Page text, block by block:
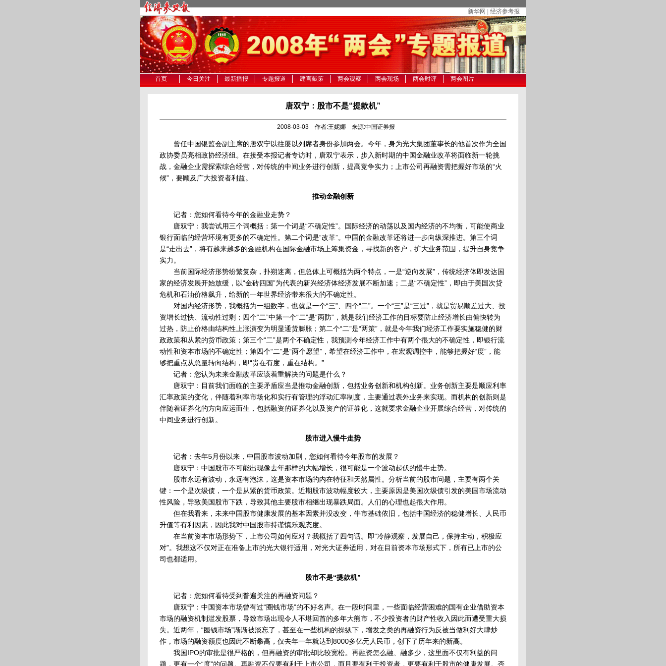
新华网 | 经济参考报
首页 今日关注 最新播报 专题报道 建言献策 两会观察 两会现场 两会时评 两会图片
唐双宁：股市不是“提款机”
2008-03-03 作者:王妮娜 来源:中国证券报
曾任中国银监会副主席的唐双宁以往屡以列席者身份参加两会。今年，身为光大集团董事长的他首次作为全国
政协委员亮相政协经济组。在接受本报记者专访时，唐双宁表示，步入新时期的中国金融业改革将面临新一轮挑
战，金融企业需探索综合经营，对传统的中间业务进行创新，提高竞争实力；上市公司再融资需把握好市场的“火
候”，要顾及广大投资者利益。
推动金融创新
记者：您如何看待今年的金融业走势？
唐双宁：我尝试用三个词概括：第一个词是“不确定性”。国际经济的动荡以及国内经济的不均衡，可能使商业
银行面临的经营环境有更多的不确定性。第二个词是“改革”。中国的金融改革还将进一步向纵深推进。第三个词
是“走出去”，将有越来越多的金融机构在国际金融市场上筹集资金，寻找新的客户，扩大业务范围，提升自身竞争
实力。
当前国际经济形势纷繁复杂，扑朔迷离，但总体上可概括为两个特点，一是“逆向发展”，传统经济体即发达国
家的经济发展开始放缓，以“金砖四国”为代表的新兴经济体经济发展不断加速；二是“不确定性”，即由于美国次贷
危机和石油价格飙升，给新的一年世界经济带来很大的不确定性。
对国内经济形势，我概括为一组数字，也就是一个“三”、四个“二”。一个“三”是“三过”，就是贸易顺差过大、投
资增长过快、流动性过剩；四个“二”中第一个“二”是“两防”，就是我们经济工作的目标要防止经济增长由偏快转为
过热，防止价格由结构性上涨演变为明显通货膨胀；第二个“二”是“两策”，就是今年我们经济工作要实施稳健的财
政政策和从紧的货币政策；第三个“二”是两个不确定性，我预测今年经济工作中有两个很大的不确定性，即银行流
动性和资本市场的不确定性；第四个“二”是“两个愿望”，希望在经济工作中，在宏观调控中，能够把握好“度”，能
够把重点从总量转向结构，即“贵在有度，重在结构。”
记者：您认为未来金融改革应该着重解决的问题是什么？
唐双宁：目前我们面临的主要矛盾应当是推动金融创新，包括业务创新和机构创新。业务创新主要是顺应利率
汇率政策的变化，伴随着利率市场化和实行有管理的浮动汇率制度，主要通过表外业务来实现。而机构的创新则是
伴随着证券化的方向应运而生，包括融资的证券化以及资产的证券化，这就要求金融企业开展综合经营，对传统的
中间业务进行创新。
股市进入慢牛走势
记者：去年5月份以来，中国股市波动加剧，您如何看待今年股市的发展？
唐双宁：中国股市不可能出现像去年那样的大幅增长，很可能是一个波动起伏的慢牛走势。
股市永远有波动，永远有泡沫，这是资本市场的内在特征和天然属性。分析当前的股市问题，主要有两个关
键：一个是次级债，一个是从紧的货币政策。近期股市波动幅度较大，主要原因是美国次级债引发的美国市场流动
性风险，导致美国股市下跌，导致其他主要股市相继出现暴跌局面。人们的心理也起很大作用。
但在我看来，未来中国股市健康发展的基本因素并没改变，牛市基础依旧，包括中国经济的稳健增长、人民币
升值等有利因素，因此我对中国股市持谨慎乐观态度。
在当前资本市场形势下，上市公司如何应对？我概括了四句话。即“冷静观察，发展自己，保持主动，积极应
对”。我想这不仅对正在准备上市的光大银行适用，对光大证券适用，对在目前资本市场形式下，所有已上市的公
司也都适用。
股市不是“提款机”
记者：您如何看待受到普遍关注的再融资问题？
唐双宁：中国资本市场曾有过“圈钱市场”的不好名声。在一段时间里，一些面临经营困难的国有企业借助资本
市场的融资机制滥发股票，导致市场出现令人不堪回首的多年大熊市，不少投资者的财产性收入因此而遭受重大损
失。近两年，“圈钱市场”渐渐被淡忘了，甚至在一些机构的操纵下，增发之类的再融资行为反被当做利好大肆炒
作，市场的融资额度也因此不断攀高，仅去年一年就达到8000多亿元人民币，创下了历年来的新高。
我国IPO的审批是很严格的，但再融资的审批却比较宽松。再融资怎么融、融多少，这里面不仅有利益的问
题，更有一个“度”的问题。再融资不仅要有利于上市公司，而且要有利于投资者，更要有利于股市的健康发展。否